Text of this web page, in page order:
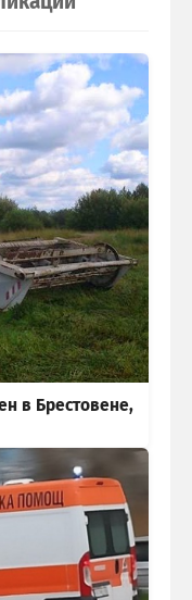
в Брестовене,